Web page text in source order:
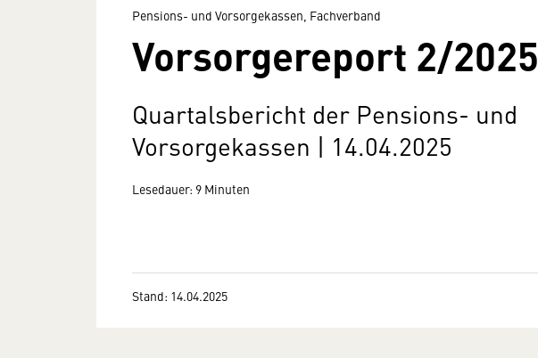
Pensions- und Vorsorgekassen, Fachverband
Vorsorgereport 2/2025
Quartalsbericht der Pensions- und
Vorsorgekassen | 14.04.2025
Lesedauer: 9 Minuten
Stand: 14.04.2025